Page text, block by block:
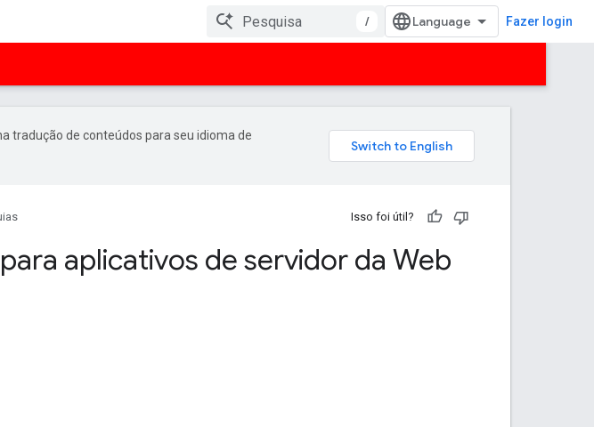
/ Fazer login
tradução de conteúdos para seu idioma de
Isso foi útil?
aplicativos de servidor da Web